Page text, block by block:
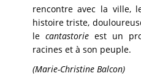
rencontre avec la ville,
histoire triste,
le cantastorieest un
racines et à son peuple.
(Marie-Christine Balcon)